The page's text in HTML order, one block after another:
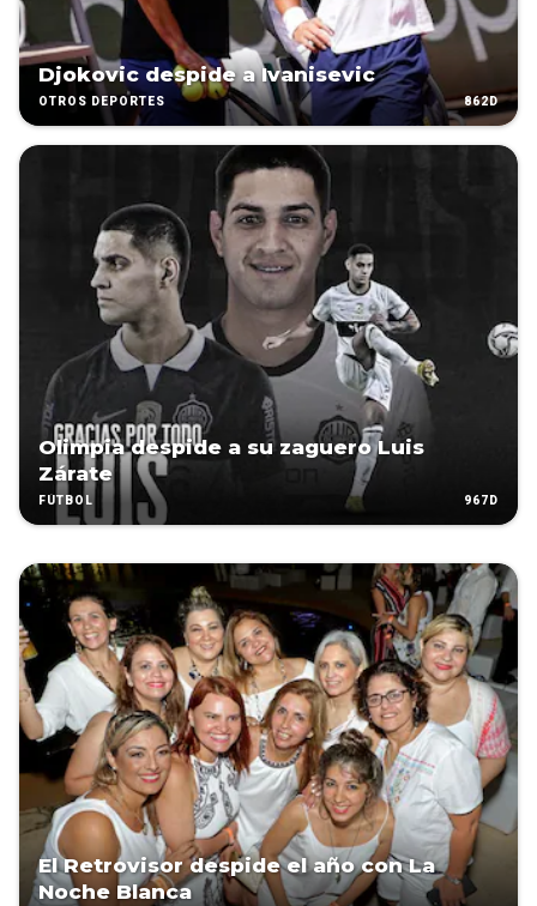
Djokovic despide a Ivanisevic
OTROS DEPORTES 862D
Olimpia despide a su zaguero Luis
Zárate
FÚTBOL 967D
El Retrovisor despide el año con La
Noche Blanca